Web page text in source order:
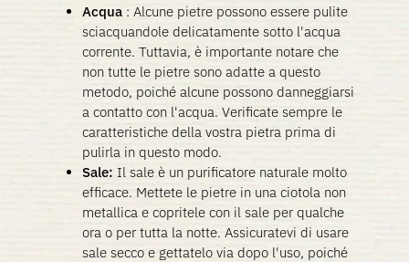
Acqua : Alcune pietre possono essere pulite
sciacquandole delicatamente sotto l'acqua
corrente. Tuttavia, è importante notare che
non tutte le pietre sono adatte a questo
metodo, poiché alcune possono danneggiarsi
a contatto con l'acqua. Verificate sempre le
caratteristiche della vostra pietra prima di
pulirla in questo modo.
Sale: Il sale è un purificatore naturale molto
efficace. Mettete le pietre in una ciotola non
metallica e copritele con il sale per qualche
ora o per tutta la notte. Assicuratevi di usare
sale secco e gettatelo via dopo l'uso, poiché